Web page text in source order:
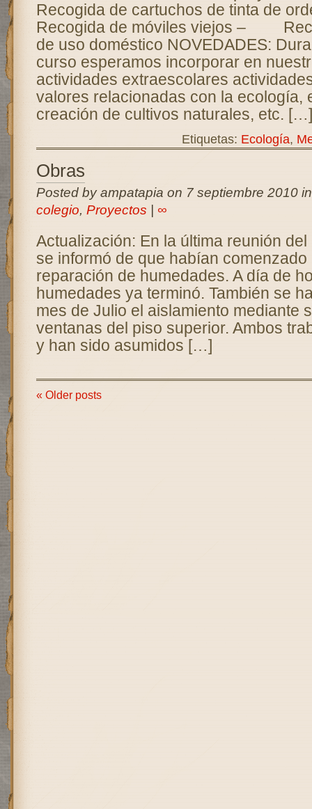
Recogida de cartuchos de tinta de
Recogida de móviles viejos –
de uso doméstico NOVEDADES:
curso esperamos incorporar en
actividades extraescolares
valores relacionadas con la ecología,
creación de cultivos naturales, etc. […]
Etiquetas: Ecología,
Obras
Posted by ampatapia on 7 septiembre 2010
colegio, Proyectos ∞
Actualización: En la última reunión
se informó de que habían
reparación de humedades. A día de
humedades ya terminó. También se
mes de Julio el aislamiento mediante
ventanas del piso superior. Ambos
y han sido asumidos […]
« Older posts